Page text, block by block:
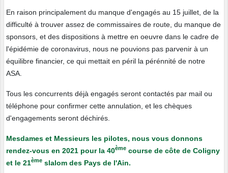
En raison principalement du manque d'engagés au 15 juillet, de la
difficulté à trouver assez de commissaires de route, du manque de
sponsors, et des dispositions à mettre en oeuvre dans le cadre de
l'épidémie de coronavirus, nous ne pouvions pas parvenir à un
équilibre financier, ce qui mettait en péril la pérénnité de notre
ASA.
Tous les concurrents déjà engagés seront contactés par mail ou
téléphone pour confirmer cette annulation, et les chèques
d'engagements seront déchirés.
Mesdames et Messieurs les pilotes, nous vous donnons
rendez-vous en 2021 pour la 40ème course de côte de Coligny
et le 21ème slalom des Pays de l'Ain.